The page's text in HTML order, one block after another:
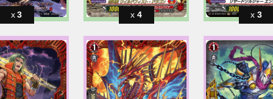
3 4 3